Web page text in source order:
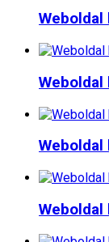
Weboldal
Weboldal
Weboldal